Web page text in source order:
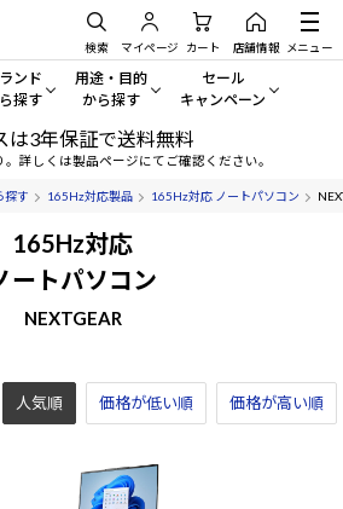
検索 マイページ カート 店舗情報 メニュー
探す をすべてみる
ンド
探す
Copilot+ PC
用途・目的
から探す
一般向けパソコン
ゲーミングPC・ゲーム向けパソコン
クリエイティブ向け
ビジネス向けパソコン
学習向けパソコン
AIおすすめパソコン
セール
キャンペーン
セール・キャンペー
期間限定セール
は3年保証で送料無料
詳しくは製品ページにてご確認ください。
探す 165Hz対応製品 165Hz対応 ノートパソコン
165Hz対応
ートパソコン
NEXTGEAR
人気順 価格が低い順 価格が高い順